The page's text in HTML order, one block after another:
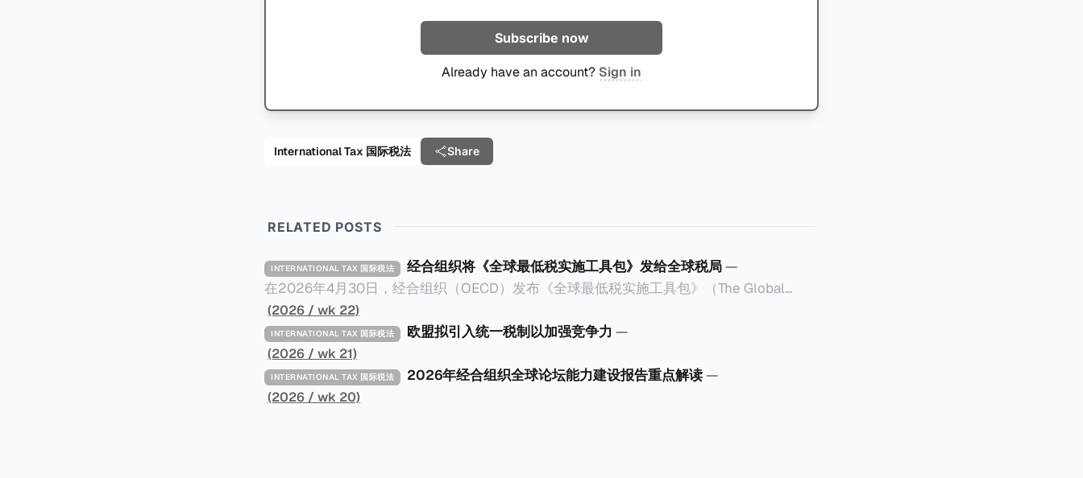
Subscribe now
Already have an account? Sign in
International Tax 国际税法 Share
RELATED POSTS
INTERNATIONAL TAX 国际税法 经合组织将《全球最低税实施工具包》发给全球税局—
在2026年4月30日，经合组织（OECD）发布《全球最低税实施工具包》（The Global
Minimum Tax Implementation Toolkit），为各国税务机关和政策制定者提供一套可操作的
路线图，以确保全球最低税规则协调一致、高效落地。 《工具包》的主要内容总结如下：
一、 核心目标与背景 全球最低税规则旨在确保大型跨国企业在其运营的每个司法管辖区支付
至少15%的最低税款。《工具包》主要目标是协助税务机关建立稳健且高效的国内合规框
架，识别最佳实践，并减少纳税人与征管机构的合规负担。
(2026 / wk 22)
INTERNATIONAL TAX 国际税法 欧盟拟引入统一税制以加强竞争力 —
(2026 / wk 21)
INTERNATIONAL TAX 国际税法 2026年经合组织全球论坛能力建设报告重点解读—
(2026 / wk 20)